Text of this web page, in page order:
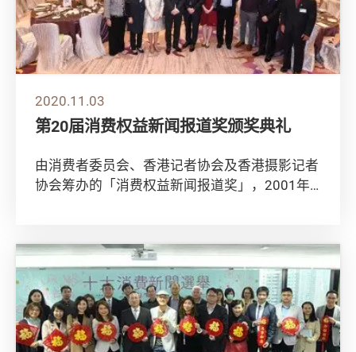
2020.11.03
第20届消费权益新闻报道奖颁奖典礼
由消费者委员会、香港记者协会及香港摄影记者
协会筹办的「消费权益新闻报道奖」，2001年